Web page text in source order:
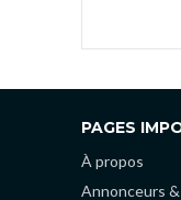
PAGES
À propos
Annonceurs &